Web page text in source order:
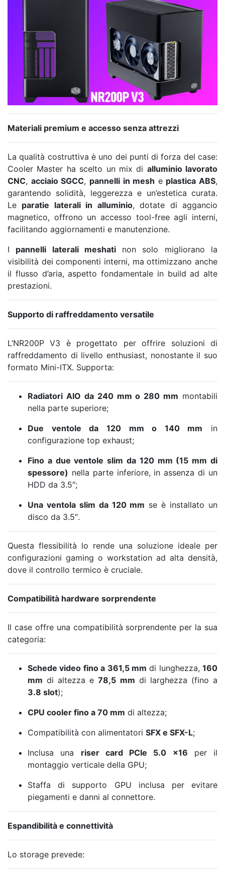
Materiali premium e accesso senza attrezzi
La qualità costruttiva è uno dei punti di forza del case:
Cooler Master ha scelto un mix di alluminio lavorato
CNC, acciaio SGCC, pannelli in mesh e plastica ABS,
garantendo solidità, leggerezza e un’estetica curata.
Le paratie laterali in alluminio, dotate di aggancio
magnetico, offrono un accesso tool-free agli interni,
facilitando aggiornamenti e manutenzione.
I pannelli laterali meshatinon solo migliorano la
visibilità dei componenti interni, ma ottimizzano anche
il flusso d’aria, aspetto fondamentale in build ad alte
prestazioni.
Supporto di raffreddamento versatile
L’NR200P V3 è progettato per offrire soluzioni di
raffreddamento di livello enthusiast, nonostante il suo
formato Mini-ITX. Supporta:
Radiatori AIO da 240 mm o 280 mm montabili
nella parte superiore;
Due ventole da 120 mm o 140 mm in
configurazione top exhaust;
Fino a due ventole slim da 120 mm (15 mm di
spessore) nella parte inferiore, in assenza di un
HDD da 3.5″;
Una ventola slim da 120 mm se è installato un
disco da 3.5″.
Questa flessibilità lo rende una soluzione ideale per
configurazioni gaming o workstation ad alta densità,
dove il controllo termico è cruciale.
Compatibilità hardware sorprendente
Il case offre una compatibilità sorprendente per la sua
categoria:
Schede video fino a 361,5 mm di lunghezza, 160
mm di altezza e78,5 mm di larghezza (fino a
3.8 slot);
CPU cooler fino a 70 mm di altezza;
Compatibilità con alimentatori SFX e SFX-L;
Inclusa una riser card PCIe 5.0 x16 per il
montaggio verticale della GPU;
Staffa di supporto GPU inclusa per evitare
piegamenti e danni al connettore.
Espandibilità e connettività
Lo storage prevede: